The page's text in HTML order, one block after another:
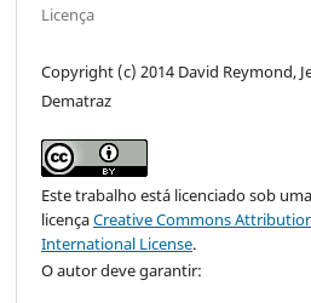
Licença
Copyright (c) 2014 David Reymond,
Dematraz
Este trabalho está licenciado sob uma
licençaCreative Commons
International License.
O autor deve garantir: